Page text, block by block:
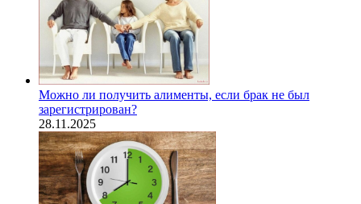
Можно ли получить алименты, если брак не был
зарегистрирован?
28.11.2025